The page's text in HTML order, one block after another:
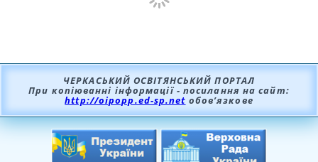
ЧЕРКАСЬКИЙ ОСВІТЯНСЬКИЙ ПОРТАЛ
При копіюванні інформації - посилання на сайт:
http://oipopp.ed-sp.net обов’язкове